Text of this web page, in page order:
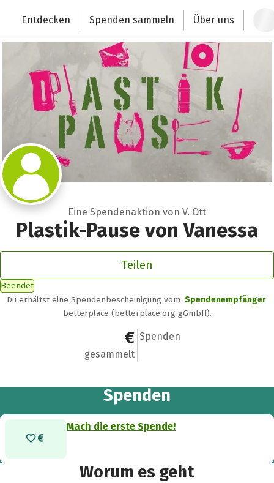
Deutschlands größte Spendenplattform
Entdecken Spenden sammeln Über uns
Eine Spendenaktion von V. Ott
Plastik-Pause von Vanessa
Teilen
Beendet
Du erhältst eine Spendenbescheinigung vom Spendenempfänger
betterplace (betterplace.org gGmbH).
0 €
gesammelt
0
Spenden
Spenden
Mach die erste Spende!
Worum es geht